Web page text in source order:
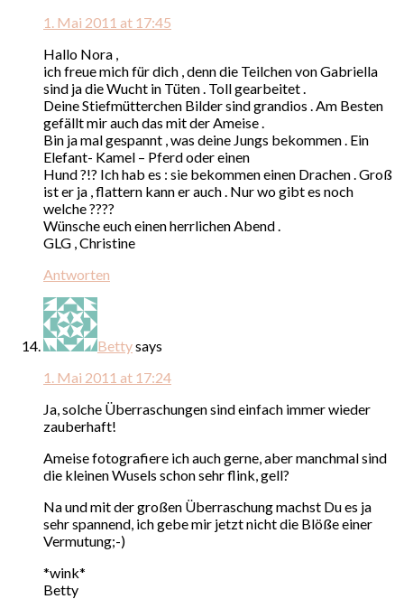
1. Mai 2011 at 17:45
Hallo Nora ,
ich freue mich für dich , denn die Teilchen von Gabriella
sind ja die Wucht in Tüten . Toll gearbeitet .
Deine Stiefmütterchen Bilder sind grandios . Am Besten
gefällt mir auch das mit der Ameise .
Bin ja mal gespannt , was deine Jungs bekommen . Ein
Elefant- Kamel – Pferd oder einen
Hund ?!? Ich hab es : sie bekommen einen Drachen . Groß
ist er ja , flattern kann er auch . Nur wo gibt es noch
welche ????
Wünsche euch einen herrlichen Abend .
GLG , Christine
Antworten
Bettysays
1. Mai 2011 at 17:24
Ja, solche Überraschungen sind einfach immer wieder
zauberhaft!
Ameise fotografiere ich auch gerne, aber manchmal sind
die kleinen Wusels schon sehr flink, gell?
Na und mit der großen Überraschung machst Du es ja
sehr spannend, ich gebe mir jetzt nicht die Blöße einer
Vermutung;-)
*wink*
Betty